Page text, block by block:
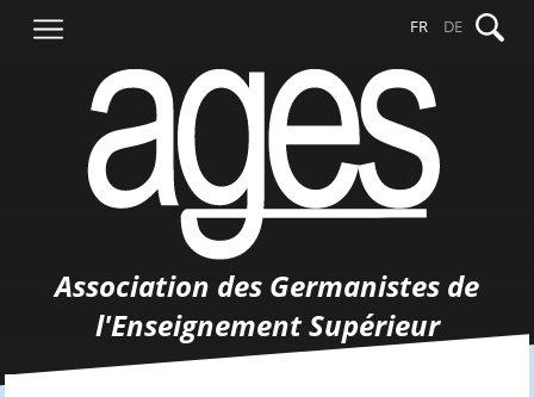
contenu
FR DE
Association des Germanistes de
l'Enseignement Supérieur